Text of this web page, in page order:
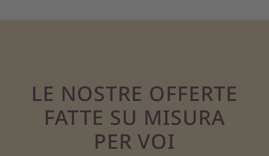
LE NOSTRE OFFERTE
FATTE SU MISURA
PER VOI